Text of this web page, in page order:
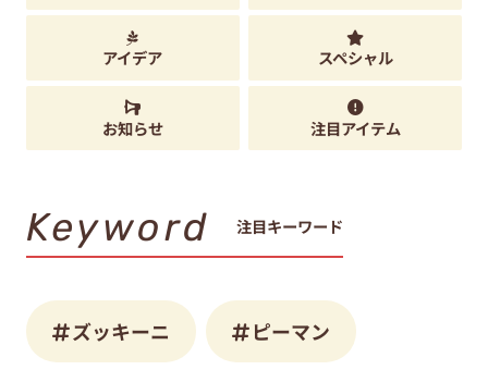
アイデア スペシャル
お知らせ 注目アイテム
Keyword 注目キーワード
ズッキーニ ピーマン